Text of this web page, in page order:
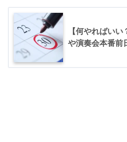
【何やればい
や演奏会本番前